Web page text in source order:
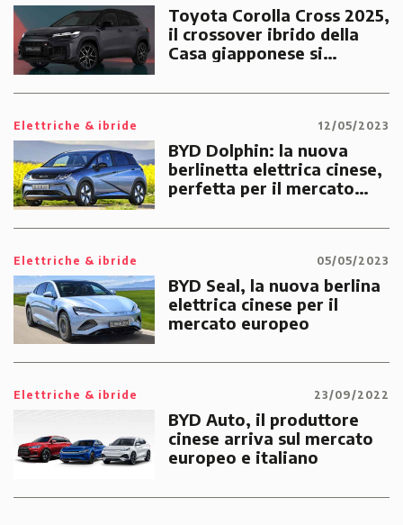
Toyota Corolla Cross 2025,
il crossover ibrido della
Casa giapponese si
Elettriche & ibride 12/05/2023
BYD Dolphin: la nuova
berlinetta elettrica cinese,
perfetta per il mercato
Elettriche & ibride 05/05/2023
BYD Seal, la nuova berlina
elettrica cinese per il
mercato europeo
Elettriche & ibride 23/09/2022
BYD Auto, il produttore
cinese arriva sul mercato
europeo e italiano